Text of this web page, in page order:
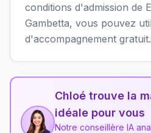
conditions d'admission de
Gambetta, vous pouvez
d'accompagnement gratuit.
Chloé trouve la
idéale pour vous
Notre conseillère IA